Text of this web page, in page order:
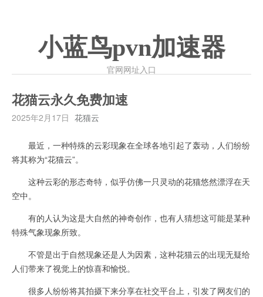
小蓝鸟pvn加速器
官网网址入口
花猫云永久免费加速
2025年2月17日 花猫云
最近，一种特殊的云彩现象在全球各地引起了轰动，人们纷纷
将其称为“花猫云”。
这种云彩的形态奇特，似乎仿佛一只灵动的花猫悠然漂浮在天
空中。
有的人认为这是大自然的神奇创作，也有人猜想这可能是某种
特殊气象现象所致。
不管是出于自然现象还是人为因素，这种花猫云的出现无疑给
人们带来了视觉上的惊喜和愉悦。
很多人纷纷将其拍摄下来分享在社交平台上，引发了网友们的